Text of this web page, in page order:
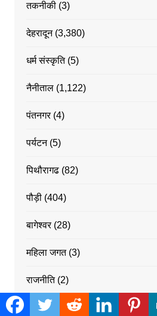
तकनीकी(3)
देहरादून(3,380)
धर्म संस्कृति(5)
नैनीताल(1,122)
पंतनगर(4)
पर्यटन(5)
पिथौरागढ(82)
पौड़ी(404)
बागेश्वर(28)
महिला जगत(3)
राजनीति(2)
राष्ट्रीय ख़बरें(1,262)